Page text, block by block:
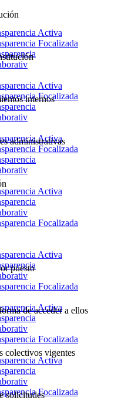
Activa
Focalizada
Activa
Focalizada
Activa
Focalizada
Activa
Focalizada
Activa
Focalizada
Activa
Focalizada
Activa
Focalizada
internos
administrativas
puesto
de acceder a ellos
colectivos vigentes
solicitudes